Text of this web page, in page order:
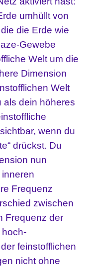
umhüllt von
die Erde wie
Gewebe
Welt um die
Dimension
Welt
als dein höheres
wenn du
drückst. Du
nun
Frequenz
zwischen
Frequenz der
feinstofflichen
nicht ohne